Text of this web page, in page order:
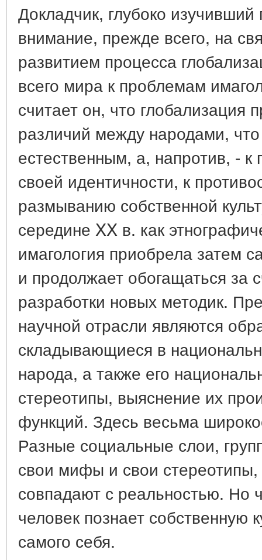
Докладчик, глубоко
внимание, прежде всего, на
развитием процесса
всего мира к проблемам
считает он, что глобализация
различий между народами,
естественным, а, напротив, -
своей идентичности, к
размыванию собственной
середине XX в. как
имагология приобрела затем
и продолжает обогащаться за
разработки новых методик.
научной отрасли являются
складывающиеся в
народа, а также его
стереотипы, выяснение их
функций. Здесь весьма
Разные социальные слои,
свои мифы и свои
совпадают с реальностью. Но
человек познает собственную
самого себя.